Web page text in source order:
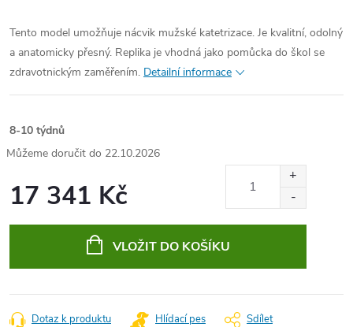
Tento model umožňuje nácvik mužské katetrizace. Je kvalitní, odolný
a anatomicky přesný. Replika je vhodná jako pomůcka do škol se
zdravotnickým zaměřením. Detailní informace
8-10 týdnů
22.10.2026
17 341 Kč
VLOŽIT DO KOŠÍKU
Dotaz k produktu Hlídací pes Sdílet